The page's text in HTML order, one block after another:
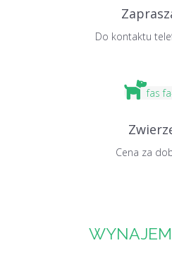
Do kontaktu
fas
Cena za